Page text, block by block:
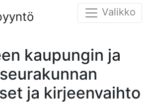
Valikko
kaupungin ja
ja kirjeenvaihto